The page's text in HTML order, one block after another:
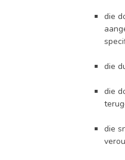
die
die
die
die